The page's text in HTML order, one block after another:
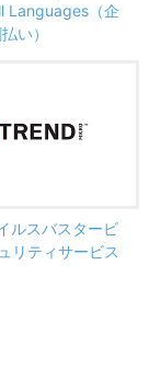
Languages（企
い）
ルスバスタービ
リティサービス